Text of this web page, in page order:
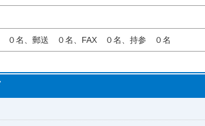
０名、郵送 ０名、FAX ０名、持参 ０名